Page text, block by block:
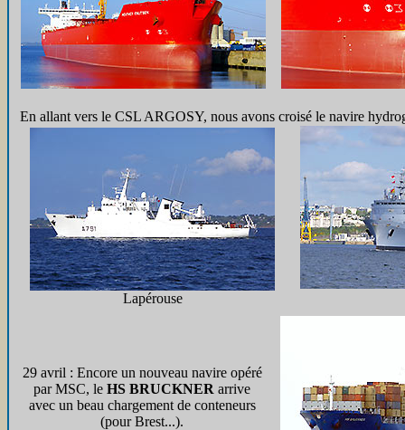
En allant vers le CSL ARGOSY, nous avons croisé le navire
Lapérouse
29 avril : Encore un nouveau navire opéré
par MSC, le HS BRUCKNER arrive
avec un beau chargement de conteneurs
(pour Brest...).